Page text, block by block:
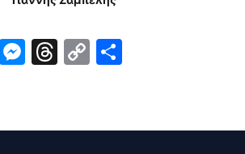
LinkedIn
Messenger
Threads
Copy